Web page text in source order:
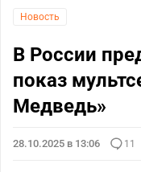
Новость
В России
показ
Медведь»
28.10.2025 в 13:06 11